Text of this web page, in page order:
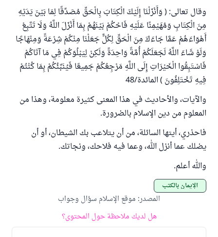
وقال تعالى: ( وَأَنْزَلْنَا إِلَيْكَ الْكِتَابَ بِالْحَقِّ مُصَدِّقًا لِمَا بَيْنَ يَدَيْهِ
مِنَ الْكِتَابِ وَمُهَيْمِنًا عَلَيْهِ فَاحْكُمْ بَيْنَهُمْ بِمَا أَنْزَلَ اللَّهُ وَلَا تَتَّبِعْ
أَهْوَاءَهُمْ عَمَّا جَاءَكَ مِنَ الْحَقِّ لِكُلٍّ جَعَلْنَا مِنْكُمْ شِرْعَةً وَمِنْهَاجًا
وَلَوْ شَاءَ اللَّهُ لَجَعَلَكُمْ أُمَّةً وَاحِدَةً وَلَكِنْ لِيَبْلُوَكُمْ فِي مَا آتَاكُمْ
فَاسْتَبِقُوا الْخَيْرَاتِ إِلَى اللَّهِ مَرْجِعُكُمْ جَمِيعًا فَيُنَبِّئُكُمْ بِمَا كُنْتُمْ
فِيهِ تَخْتَلِفُونَ ) المائدة/48
والآيات، والأحاديث في هذا المعنى كثيرة معلومة، وهذا من
المعلوم من دين الإسلام بالضرورة.
فاحذري، أيتها السائلة، من أن يتلاعب بك الشيطان، أو أن
يضلك عما أنزل الله، وعما فيه فلاحك، ونجاتك.
والله أعلم.
الإيمان بالكتب
المصدر: موقع الإسلام سؤال وجواب
هل لديك ملاحظة حول المحتوى؟